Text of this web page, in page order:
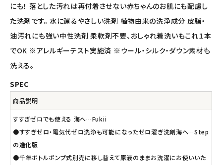
ご利用ガイド等
アカウント情報
ようこそ ゲスト 様
meeting_room
にも！ 落とした汚れは再付着させない赤ちゃんのお肌にも配慮し
た洗剤です。 水に還るやさしい洗剤 植物由来の洗浄成分 皮脂・
油汚れにも強い中性洗剤 柔軟剤不要、おしゃれ着洗いもこれ１本
でOK ※アレルギーテスト実施済 ※ウール・シルク・ダウン素材も
洗える。
SPEC
商品説明
すすぎゼロでも使える 海へ…Fukii
●すすぎゼロ・電気代ゼロ洗浄も可能になったゼロ濯ぎ洗剤海へ…Step
の進化版
●千年ボトルポンプ式別売に移し替えて原液のままお洗濯にお使いいた